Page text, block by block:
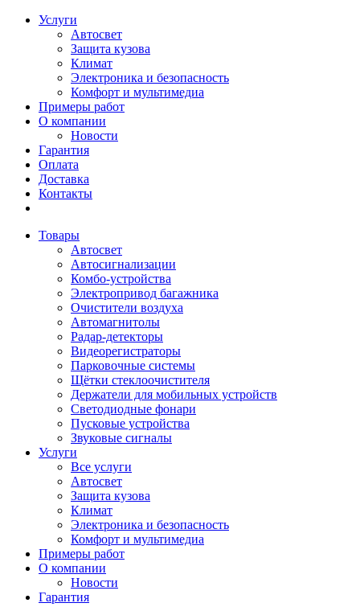
Услуги
Автосвет
Защита кузова
Климат
Электроника и безопасность
Комфорт и мультимедиа
Примеры работ
О компании
Новости
Гарантия
Оплата
Доставка
Контакты
Товары
Автосвет
Автосигнализации
Комбо-устройства
Электропривод багажника
Очистители воздуха
Автомагнитолы
Радар-детекторы
Видеорегистраторы
Парковочные системы
Щётки стеклоочистителя
Держатели для мобильных устройств
Светодиодные фонари
Пусковые устройства
Звуковые сигналы
Услуги
Все услуги
Автосвет
Защита кузова
Климат
Электроника и безопасность
Комфорт и мультимедиа
Примеры работ
О компании
Новости
Гарантия